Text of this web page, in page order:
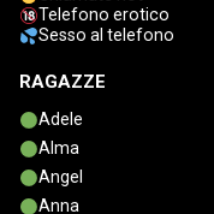
Telefono erotico
Sesso al telefono
RAGAZZE
Adele
Alma
Angel
Anna